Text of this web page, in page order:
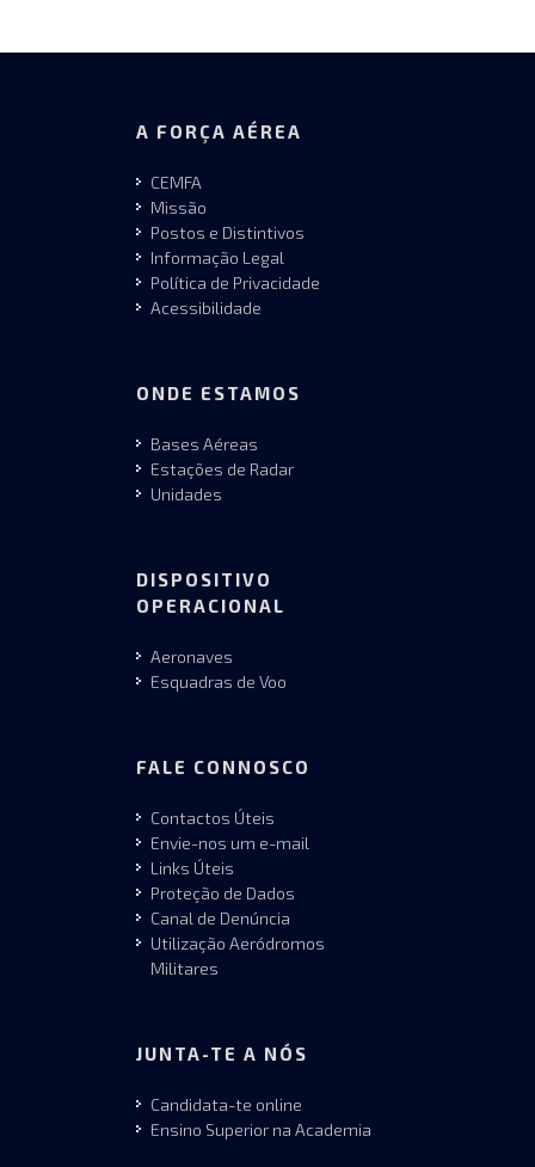
A FORÇA AÉREA
CEMFA
Missão
Postos e Distintivos
Informação Legal
Política de Privacidade
Acessibilidade
ONDE ESTAMOS
Bases Aéreas
Estações de Radar
Unidades
DISPOSITIVO
OPERACIONAL
Aeronaves
Esquadras de Voo
FALE CONNOSCO
Contactos Úteis
Envie-nos um e-mail
Links Úteis
Proteção de Dados
Canal de Denúncia
Utilização Aeródromos
Militares
JUNTA-TE A NÓS
Candidata-te online
Ensino Superior na Academia